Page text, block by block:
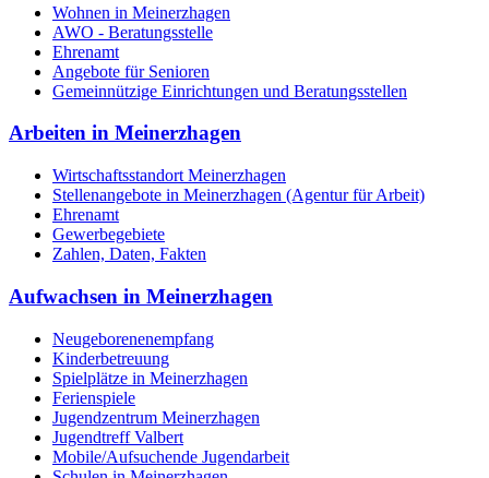
Wohnen in Meinerzhagen
AWO - Beratungsstelle
Ehrenamt
Angebote für Senioren
Gemeinnützige Einrichtungen und Beratungsstellen
Arbeiten in Meinerzhagen
Wirtschaftsstandort Meinerzhagen
Stellenangebote in Meinerzhagen (Agentur für Arbeit)
Ehrenamt
Gewerbegebiete
Zahlen, Daten, Fakten
Aufwachsen in Meinerzhagen
Neugeborenenempfang
Kinderbetreuung
Spielplätze in Meinerzhagen
Ferienspiele
Jugendzentrum Meinerzhagen
Jugendtreff Valbert
Mobile/Aufsuchende Jugendarbeit